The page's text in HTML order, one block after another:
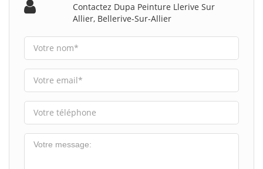
Contactez Dupa Peinture Llerive Sur
Allier, Bellerive-Sur-Allier